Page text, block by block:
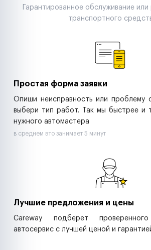
Строительные компании
Аренда спецтехники
Гарантированное обслуживание
транспортного
Простая форма заявки
Опиши неисправность или проблему
выбери тип работ. Так мы быстрее и
нужного автомастера
в среднем это занимает 5 минут
Лучшие предложения и цены
Careway подберет
автосервис с лучшей ценой и